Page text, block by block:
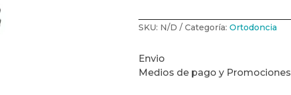
Seguridad
cantidad
SKU: N/D Categoría:Ortodoncia
Envio
Medios de pago y Promociones